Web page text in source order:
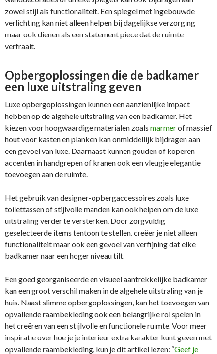
zowel stijl als functionaliteit. Een spiegel met ingebouwde
verlichting kan niet alleen helpen bij dagelijkse verzorging
maar ook dienen als een statement piece dat de ruimte
verfraait.
Opbergoplossingen die de badkamer
een luxe uitstraling geven
Luxe opbergoplossingen kunnen een aanzienlijke impact
hebben op de algehele uitstraling van een badkamer. Het
kiezen voor hoogwaardige materialen zoals marmerof massief
hout voor kasten en planken kan onmiddellijk bijdragen aan
een gevoel van luxe. Daarnaast kunnen gouden of koperen
accenten in handgrepen of kranen ook een vleugje elegantie
toevoegen aan de ruimte.
Het gebruik van designer-opbergaccessoires zoals luxe
toilettassen of stijlvolle manden kan ook helpen om de luxe
uitstraling verder te versterken. Door zorgvuldig
geselecteerde items tentoon te stellen, creëer je niet alleen
functionaliteit maar ook een gevoel van verfijning dat elke
badkamer naar een hoger niveau tilt.
Een goed georganiseerde en visueel aantrekkelijke badkamer
kan een groot verschil maken in de algehele uitstraling van je
huis. Naast slimme opbergoplossingen, kan het toevoegen van
opvallende raambekleding ook een belangrijke rol spelen in
het creëren van een stijlvolle en functionele ruimte. Voor meer
inspiratie over hoe je je interieur extra karakter kunt geven met
opvallende raambekleding, kun je dit artikel lezen: “Geef je